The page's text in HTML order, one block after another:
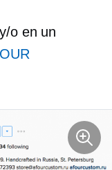
o en un